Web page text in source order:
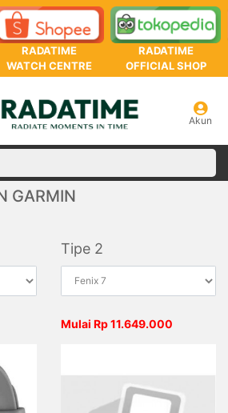
RADATIME
WATCH CENTRE
RADATIME
OFFICIAL SHOP
Akun
GARMIN
Tipe 2
Mulai Rp 11.649.000